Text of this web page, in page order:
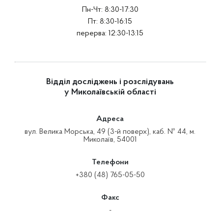
Пн-Чт: 8:30-17:30
Пт: 8:30-16:15
перерва: 12:30-13:15
Відділ досліджень і розслідувань
у Миколаївській області
Адреса
вул. Велика Морська, 49 (3-й поверх), каб. № 44, м.
Миколаїв, 54001
Телефони
+380 (48) 765-05-50
Факс
-